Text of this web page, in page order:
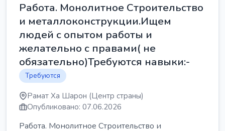
Работа. Монолитное Строительство
и металлоконструкции.Ищем
людей с опытом работы и
желательно с правами( не
обязательно)Требуются навыки:-
Требуются
Рамат Ха Шарон (Центр страны)
Опубликовано: 07.06.2026
Работа. Монолитное Строительство и